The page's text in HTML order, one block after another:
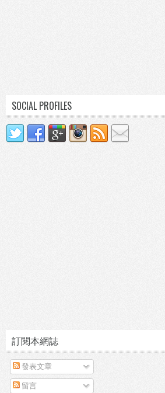
SOCIAL PROFILES
訂閱本網誌
發表文章
留言